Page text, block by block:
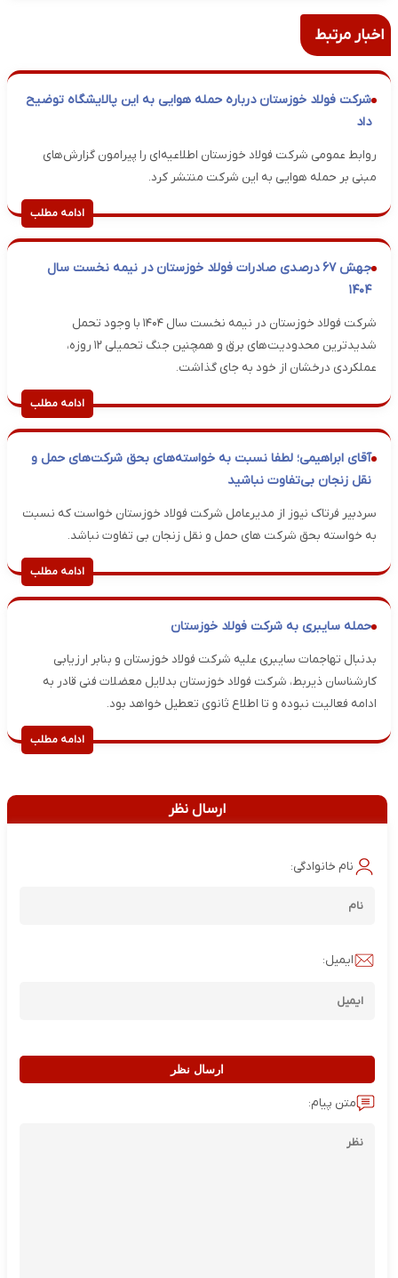
اخبار مرتبط
شرکت فولاد خوزستان درباره حمله هوایی به این پالایشگاه توضیح
داد
روابط عمومی شرکت فولاد خوزستان اطلاعیه‌ای را پیرامون گزارش‌های
مبنی بر حمله هوایی به این شرکت منتشر کرد.
ادامه مطلب
جهش ۶۷ درصدی صادرات فولاد خوزستان در نیمه نخست سال
۱۴۰۴
شرکت فولاد خوزستان در نیمه نخست سال ۱۴۰۴ با وجود تحمل
شدیدترین محدودیت‌های برق و همچنین جنگ تحمیلی ۱۲ روزه،
عملکردی درخشان از خود به جای گذاشت.
ادامه مطلب
آقای ابراهیمی؛ لطفا نسبت به خواسته‌های بحق شرکت‌های حمل و
نقل زنجان بی‌تفاوت نباشید
سردبیر فرتاک نیوز از مدیرعامل شرکت فولاد خوزستان خواست که نسبت
به خواسته بحق شرکت های حمل و نقل زنجان بی تفاوت نباشد.
ادامه مطلب
حمله سایبری به شرکت فولاد خوزستان
بدنبال تهاجمات سایبری علیه شرکت فولاد خوزستان و بنابر ارزیابی
کارشناسان ذیربط، شرکت فولاد خوزستان بدلایل معضلات فنی قادر به
ادامه فعالیت نبوده و تا اطلاع ثانوی تعطیل خواهد بود.
ادامه مطلب
ارسال نظر
نام خانوادگی:
ایمیل:
ارسال نظر
متن پیام: